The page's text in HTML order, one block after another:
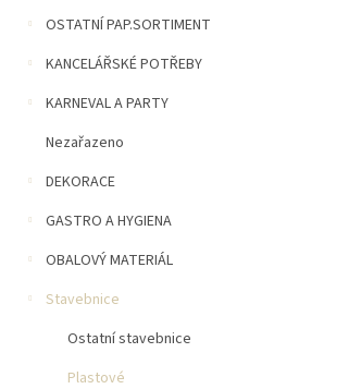
p
a
e
OSTATNÍ PAP.SORTIMENT
KANCELÁŘSKÉ POTŘEBY
KARNEVAL A PARTY
Nezařazeno
DEKORACE
GASTRO A HYGIENA
OBALOVÝ MATERIÁL
Stavebnice
Ostatní stavebnice
Plastové